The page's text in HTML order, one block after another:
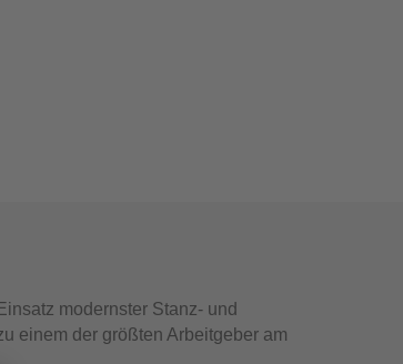
modernster Stanz- und
einem der größten Arbeitgeber am